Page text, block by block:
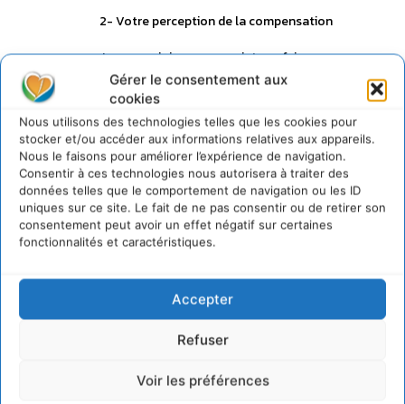
Gérer le consentement aux
cookies
Nous utilisons des technologies telles que les cookies pour
stocker et/ou accéder aux informations relatives aux appareils.
Nous le faisons pour améliorer l’expérience de navigation.
Consentir à ces technologies nous autorisera à traiter des
données telles que le comportement de navigation ou les ID
uniques sur ce site. Le fait de ne pas consentir ou de retirer son
consentement peut avoir un effet négatif sur certaines
fonctionnalités et caractéristiques.
Accepter
Refuser
Voir les préférences
2- Votre perception de la compensation
Je vous rejoins sur un point : ne faire que
compenser ses émissions et continuer de vivre
sans aucun sacrifice est inutile.
Nous sensibilisons les particuliers sur notre site
Internet, et accompagnons les entreprises dans
leur démarche de réduction.
En revanche, dire que la compensation est
réservée aux riches me semble éxagéré. C’est
effectivement une solution qui n’existe que dans
les pays du Nord, mais lorsqu’on doit voyager en
avion ou utiliser son véhicule chaque jour, chacun
peut dégager un budget dédié à la compensation
Je vous remercie d’avoir lancé le débat et de
m’avoir lu.
Cet article a été rédigé dans le cadre de la
newsletter que nous envoyons aux abonnés
n’est pas un communiqué de presse mais un